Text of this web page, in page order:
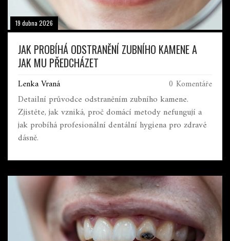
19 dubna 2026
JAK PROBÍHÁ ODSTRANĚNÍ ZUBNÍHO KAMENE A
JAK MU PŘEDCHÁZET
Lenka Vraná 0 Komentáře
Detailní průvodce odstraněním zubního kamene.
Zjistěte, jak vzniká, proč domácí metody nefungují a
jak probíhá profesionální dentální hygiena pro zdravé
dásně.